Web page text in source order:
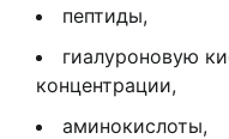
пептиды,
гиалуроновую
концентрации,
аминокислоты,